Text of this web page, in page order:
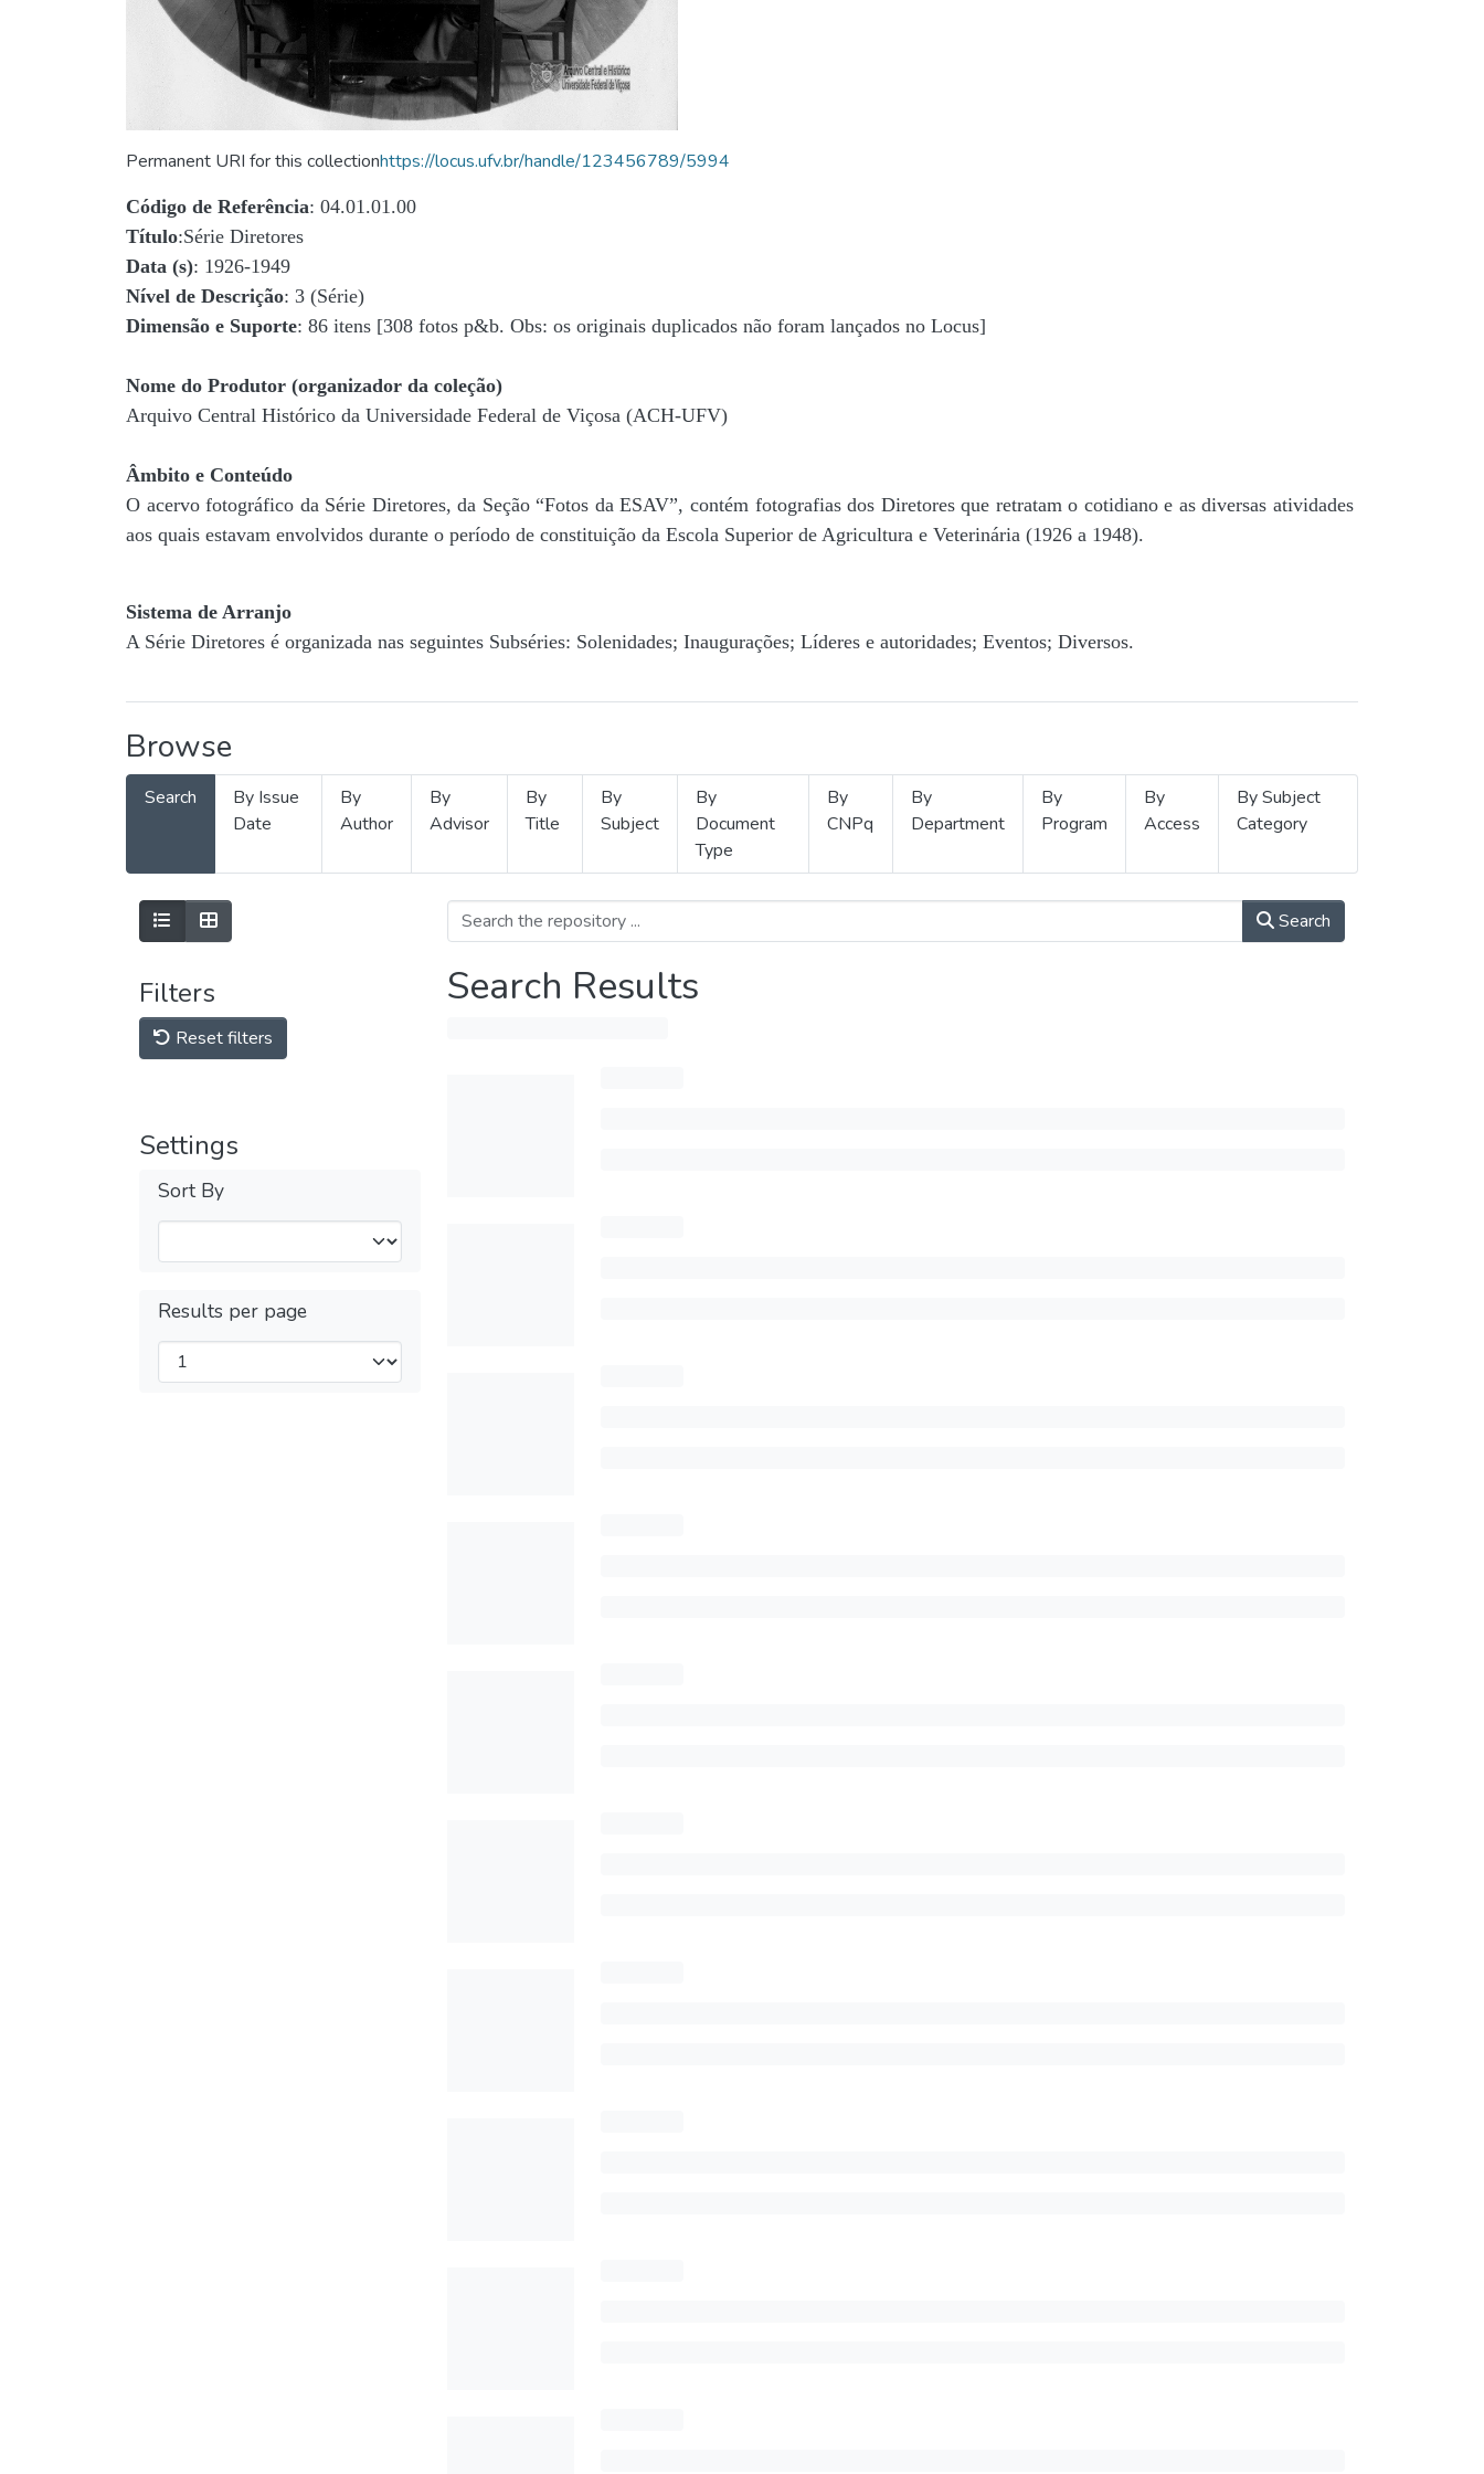
Permanent URI for this collectionhttps://locus.ufv.br/handle/123456789/5994
Código de Referência: 04.01.01.00
Título:Série Diretores
Data (s): 1926-1949
Nível de Descrição: 3 (Série)
Dimensão e Suporte: 86 itens [308 fotos p&b. Obs: os originais duplicados não foram lançados no Locus]
Nome do Produtor (organizador da coleção)
Arquivo Central Histórico da Universidade Federal de Viçosa (ACH-UFV)
Âmbito e Conteúdo
O acervo fotográfico da Série Diretores, da Seção “Fotos da ESAV”, contém fotografias dos Diretores que retratam o cotidiano e as diversas atividades
aos quais estavam envolvidos durante o período de constituição da Escola Superior de Agricultura e Veterinária (1926 a 1948).
Sistema de Arranjo
A Série Diretores é organizada nas seguintes Subséries: Solenidades; Inaugurações; Líderes e autoridades; Eventos; Diversos.
Browse
Search
By Issue
Date
By
Author
By
Advisor
By
Title
By
Subject
By
Document
Type
By
CNPq
By
Department
By
Program
By
Access
By Subject
Category
Filters
Reset filters
Settings
Sort By
Results per page
Search
Search Results